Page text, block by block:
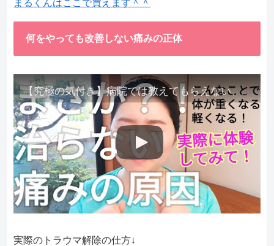
まるくんはここで買えます＾＾
何をやっても改善しない痛みの正体
【究極の気付き】病院では教えてもらえない、その長年悩んできた痛み、症状、どうして治らないのか？痛みの正体、実際に今すぐ試して知ってほしい。
実際のトラウマ解除の仕方↓